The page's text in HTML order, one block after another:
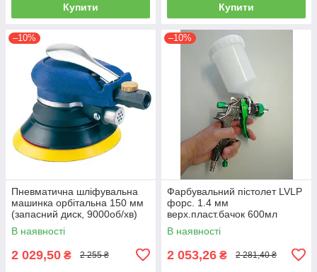
Купити Купити
–10%
Пневматична шліфувальна
машинка орбітальна 150 мм
(запасний диск, 9000об/хв)
AIRKRAFT AT-980-6V
В наявності
2 029,50 ₴ 2 255 ₴
–10%
Фарбувальний пістолет LVLP
форс. 1.4 мм
верх.пласт.бачок 600мл
AUARITA L-897-1.4
В наявності
2 053,26 ₴ 2 281,40 ₴